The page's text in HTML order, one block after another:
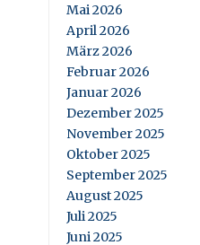
Mai 2026
April 2026
März 2026
Februar 2026
Januar 2026
Dezember 2025
November 2025
Oktober 2025
September 2025
August 2025
Juli 2025
Juni 2025